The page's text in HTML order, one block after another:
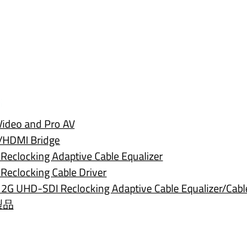
and Pro AV
Bridge
Adaptive Cable Equalizer
Cable Driver
UHD-SDI Reclocking Adaptive Cable Equalizer/